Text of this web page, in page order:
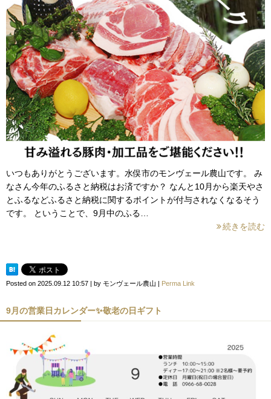
いつもありがとうございます。水俣市のモンヴェール農山です。 み
なさん今年のふるさと納税はお済ですか？ なんと10月から楽天やさ
とふるなどふるさと納税に関するポイントが付与されなくなるそう
です。 ということで、9月中のふる…
続きを読む
Posted on 2025.09.12 10:57 by モンヴェール農山 Perma Link
9月の営業日カレンダー✨敬老の日ギフト